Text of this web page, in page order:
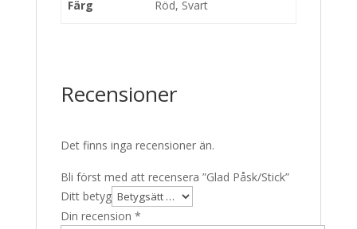
Färg Röd, Svart
Recensioner
Det finns inga recensioner än.
Bli först med att recensera ”Glad Påsk/Stick”
Ditt betyg
Din recension *